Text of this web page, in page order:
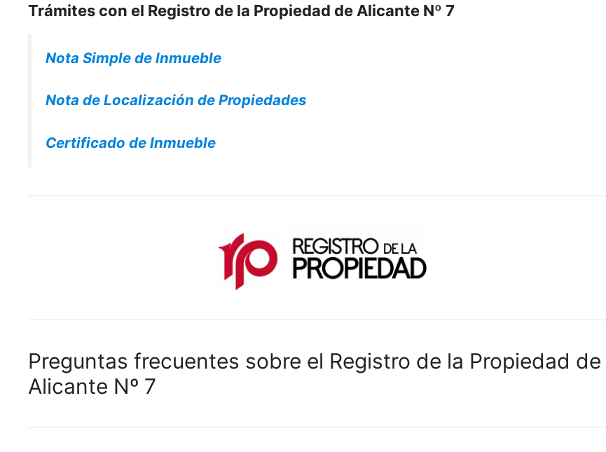
Trámites con el Registro de la Propiedad de Alicante Nº 7
Nota Simple de Inmueble
Nota de Localización de Propiedades
Certificado de Inmueble
Preguntas frecuentes sobre el Registro de la Propiedad de
Alicante Nº 7